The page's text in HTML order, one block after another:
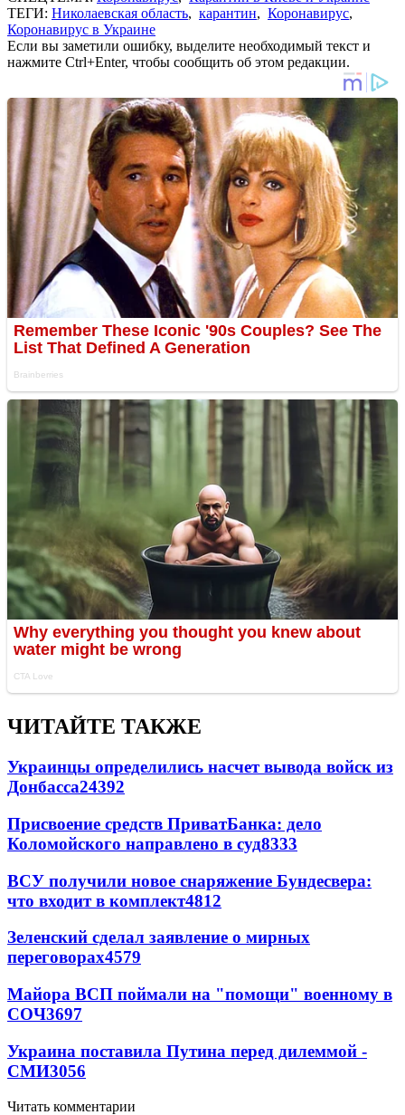
ТЕГИ: Николаевская область, карантин, Коронавирус,
Коронавирус в Украине
Если вы заметили ошибку, выделите необходимый текст и
нажмите Ctrl+Enter, чтобы сообщить об этом редакции.
ЧИТАЙТЕ ТАКЖЕ
Украинцы определились насчет вывода войск из
Донбасса24392
Присвоение средств ПриватБанка: дело
Коломойского направлено в суд8333
ВСУ получили новое снаряжение Бундесвера:
что входит в комплект4812
Зеленский сделал заявление о мирных
переговорах4579
Майора ВСП поймали на "помощи" военному в
СОЧ3697
Украина поставила Путина перед дилеммой -
СМИ3056
Читать комментарии